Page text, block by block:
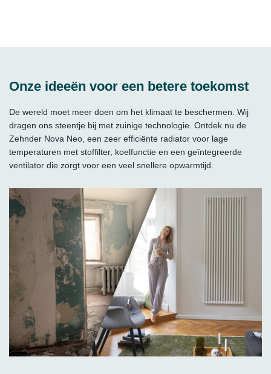
Onze ideeën voor een betere toekomst
De wereld moet meer doen om het klimaat te beschermen. Wij
dragen ons steentje bij met zuinige technologie. Ontdek nu de
Zehnder Nova Neo, een zeer efficiënte radiator voor lage
temperaturen met stoffilter, koelfunctie en een geïntegreerde
ventilator die zorgt voor een veel snellere opwarmtijd.